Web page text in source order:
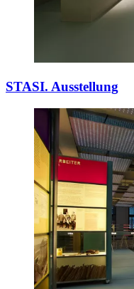
STASI. Ausstellung